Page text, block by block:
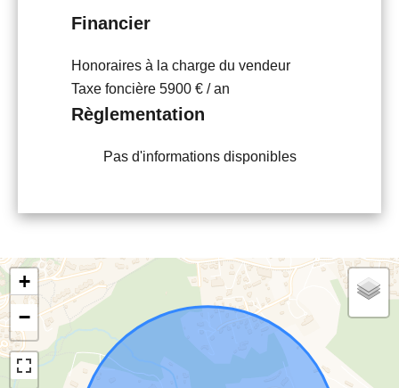
Financier
Honoraires à la charge du vendeur
Taxe foncière 5900 € / an
Règlementation
Pas d'informations disponibles
+
−